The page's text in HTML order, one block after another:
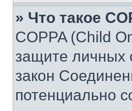
» Что такое
COPPA (Child
защите личных
закон
потенциально